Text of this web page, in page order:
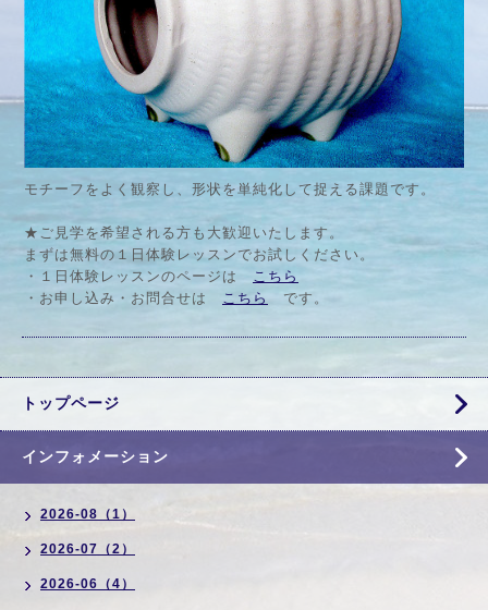
モチーフをよく観察し、形状を単純化して捉える課題です。
★ご見学を希望される方も大歓迎いたします。
まずは無料の１日体験レッスンでお試しください。
・１日体験レッスンのページは こちら
・お申し込み・お問合せは こちら です 。
トップページ
インフォメーション
2026-08（1）
2026-07（2）
2026-06（4）